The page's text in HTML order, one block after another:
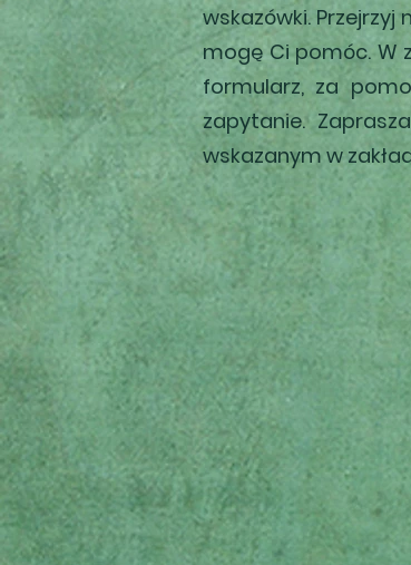
wskazówki.
mogę Ci pomóc. W
formularz, za
zapytanie.
wskazanym w